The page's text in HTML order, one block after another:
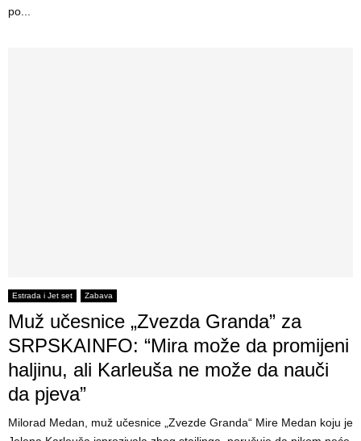
po...
Estrada i Jet set Zabava
Muž učesnice „Zvezda Granda” za
SRPSKAINFO: “Mira može da promijeni
haljinu, ali Karleuša ne može da nauči
da pjeva”
Milorad Medan, muž učesnice „Zvezde Granda“ Mire Medan koju je